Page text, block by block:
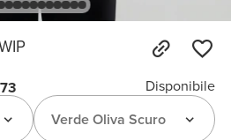
Disponibile
Verde Oliva Scuro